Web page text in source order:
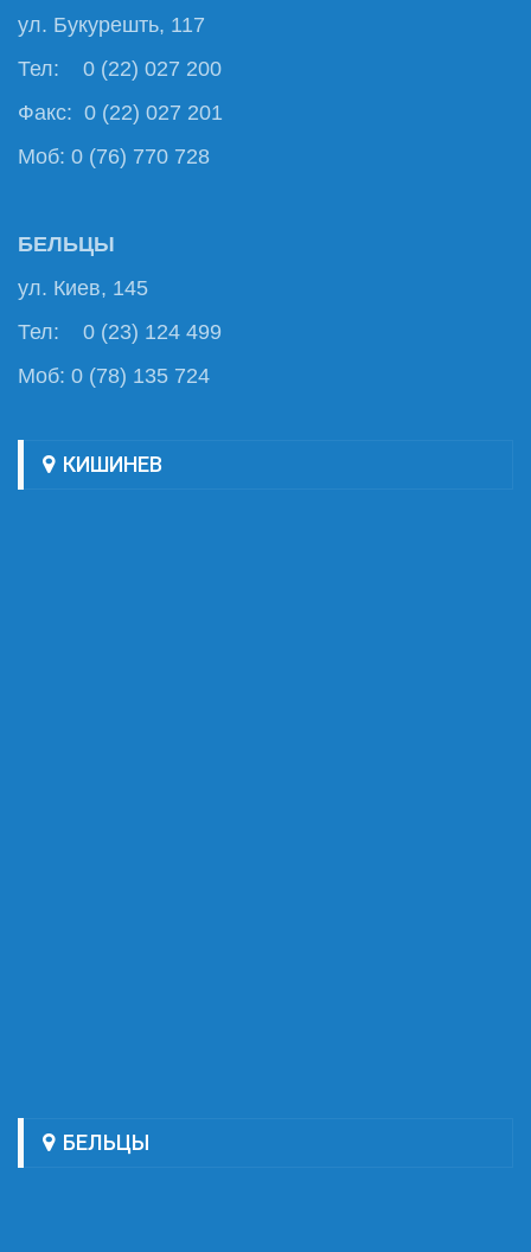
ул. Букурешть, 117
Тел: 0 (22) 027 200
Факс: 0 (22) 027 201
Моб: 0 (76) 770 728
БЕЛЬЦЫ
ул. Киев, 145
Тел: 0 (23) 124 499
Моб: 0 (78) 135 724
КИШИНЕВ
БЕЛЬЦЫ